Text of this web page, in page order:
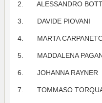
2. ALESSANDRO
3. DAVIDE PIOVANI
4. MARTA
5. MADDALENA
6. JOHANNA RAYNER
7. TOMMASO